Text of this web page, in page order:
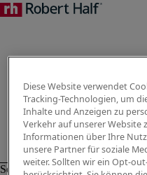
Diese Website verwendet
Tracking-Technologien, um
Inhalte und Anzeigen zu
Verkehr auf unserer Website
Informationen über Ihre
unsere Partner für soziale
weiter. Sollten wir ein Opt-